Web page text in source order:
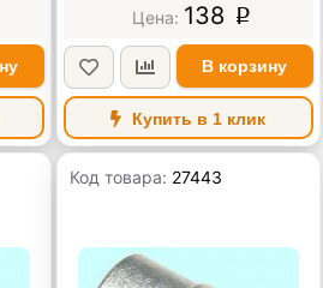
138 p
В корзину
Купить в 1 клик
Код товара: 27443